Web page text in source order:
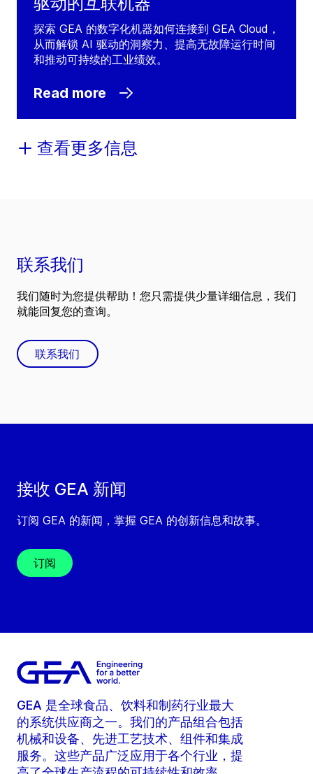
探索 GEA 的数字化机器如何连接到 GEA Cloud，
从而解锁 AI 驱动的洞察力、提高无故障运行时间
和推动可持续的工业绩效。
Read more
查看更多信息
接收 GEA 新闻
订阅 GEA 的新闻，掌握 GEA 的创新信息和故事。
订阅
联系我们
我们随时为您提供帮助！您只需提供少量详细信息，我们
就能回复您的查询。
联系我们
GEA 是全球食品、饮料和制药行业最大
的系统供应商之一。我们的产品组合包括
机械和设备、先进工艺技术、组件和集成
服务。这些产品广泛应用于各个行业，提